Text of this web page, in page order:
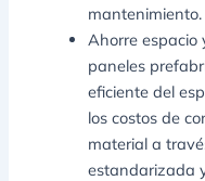
mantenimiento.
Ahorre espacio
paneles
eficiente del
los costos de
material a
estandarizada